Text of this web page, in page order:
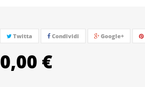
Twitta Condividi Google+
0,00 €